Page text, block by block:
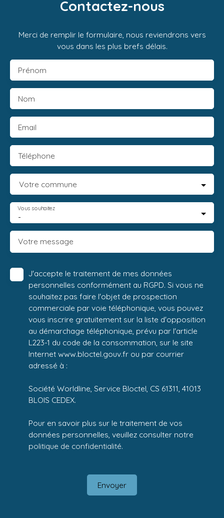
Contactez-nous
Merci de remplir le formulaire, nous reviendrons vers
vous dans les plus brefs délais.
Prénom
Nom
Email
Téléphone
Votre commune
-
Vous souhaitez
Votre message
J'accepte le traitement de mes données
personnelles conformément au RGPD. Si vous ne
souhaitez pas faire l'objet de prospection
commerciale par voie téléphonique, vous pouvez
vous inscrire gratuitement sur la liste d'opposition
au démarchage téléphonique, prévu par l'article
L223-1 du code de la consommation, sur le site
Internet www.bloctel.gouv.fr ou par courrier
adressé à :
Société Worldline, Service Bloctel, CS 61311, 41013
BLOIS CEDEX.
Pour en savoir plus sur le traitement de vos
données personnelles, veuillez consulter notre
politique de confidentialité.
Envoyer